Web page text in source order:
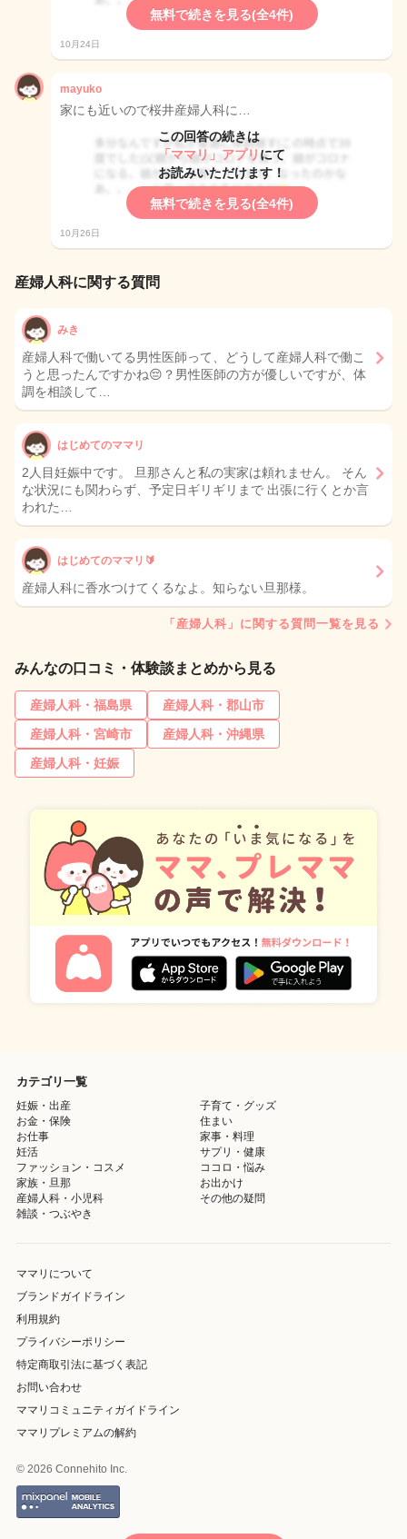
無料で続きを見る(全4件)
10月24日
mayuko
家にも近いので桜井産婦人科に…
この回答の続きは
「ママリ」アプリ にて
お読みいただけます！
無料で続きを見る(全4件)
10月26日
産婦人科に関する質問
みき
産婦人科で働いてる男性医師って、どうして産婦人科で働こ
うと思ったんですかね😔？男性医師の方が優しいですが、体
調を相談して…
はじめてのママリ
2人目妊娠中です。 旦那さんと私の実家は頼れません。 そん
な状況にも関わらず、予定日ギリギリまで 出張に行くとか言
われた…
はじめてのママリ🔰
産婦人科に香水つけてくるなよ。知らない旦那様。
「産婦人科」に関する質問一覧を見る
みんなの口コミ・体験談まとめから見る
産婦人科・福島県
産婦人科・郡山市
産婦人科・宮崎市
産婦人科・沖縄県
産婦人科・妊娠
カテゴリ一覧
妊娠・出産
子育て・グッズ
お金・保険
住まい
お仕事
家事・料理
妊活
サプリ・健康
ファッション・コスメ
ココロ・悩み
家族・旦那
お出かけ
産婦人科・小児科
その他の疑問
雑談・つぶやき
ママリについて
ブランドガイドライン
利用規約
プライバシーポリシー
特定商取引法に基づく表記
お問い合わせ
ママリコミュニティガイドライン
ママリプレミアムの解約
© 2026 Connehito Inc.